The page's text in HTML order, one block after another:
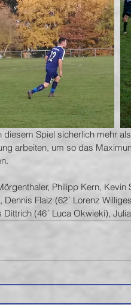
diesem Spiel sicherlich mehr
arbeiten, um so das
Philipp Kern, Kevin
Dennis Flaiz (62´ Lorenz
Dittrich (46´ Luca Okwieki),